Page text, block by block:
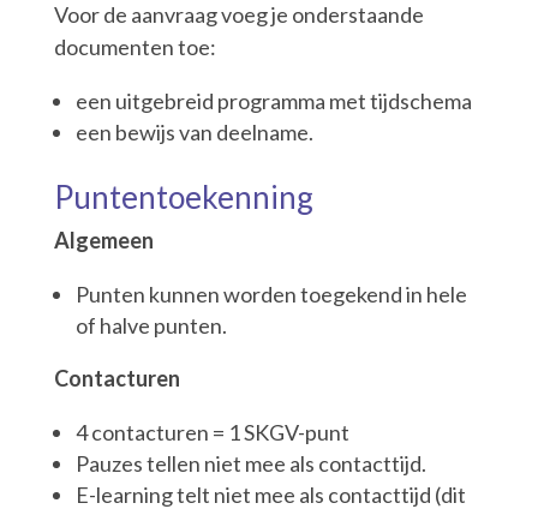
Voor de aanvraag voeg je onderstaande
documenten toe:
een uitgebreid programma met tijdschema
een bewijs van deelname.
Puntentoekenning
Algemeen
Punten kunnen worden toegekend in hele
of halve punten.
Contacturen
4 contacturen = 1 SKGV-punt
Pauzes tellen niet mee als contacttijd.
E-learning telt niet mee als contacttijd (dit